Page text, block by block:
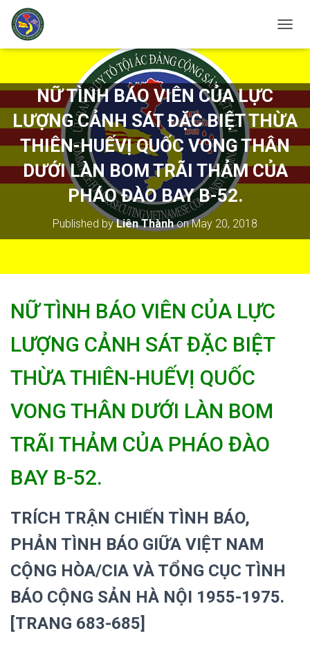
O
L
N
A
V
I
G
A
NỮ TÌNH BÁO VIÊN CỦA LỰC
LƯỢNG CẢNH SÁT ĐẶC BIỆT THỪA
THIÊN-HUẾVỊ QUỐC VONG THÂN
DƯỚI LÀN BOM TRÃI THẢM CỦA
PHÁO ĐÀO BAY B-52.
Published byLiên ThànhonMay 20, 2018
NỮ TÌNH BÁO VIÊN CỦA LỰC
LƯỢNG CẢNH SÁT ĐẶC BIỆT
THỪA THIÊN-HUẾVỊ QUỐC
VONG THÂN DƯỚI LÀN BOM
TRÃI THẢM CỦA PHÁO ĐÀO
BAY B-52.
TRÍCH TRẬN CHIẾN TÌNH BÁO,
PHẢN TÌNH BÁO GIỮA VIỆT NAM
CỘNG HÒA/CIA VÀ TỔNG CỤC TÌNH
BÁO CỘNG SẢN HÀ NỘI 1955-1975.
[TRANG 683-685]